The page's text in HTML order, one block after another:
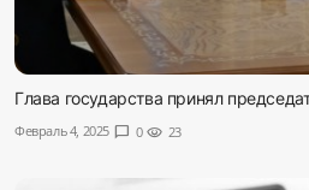
Глава государства принял
Февраль 4, 2025 chat_bubble 0 visibility 23